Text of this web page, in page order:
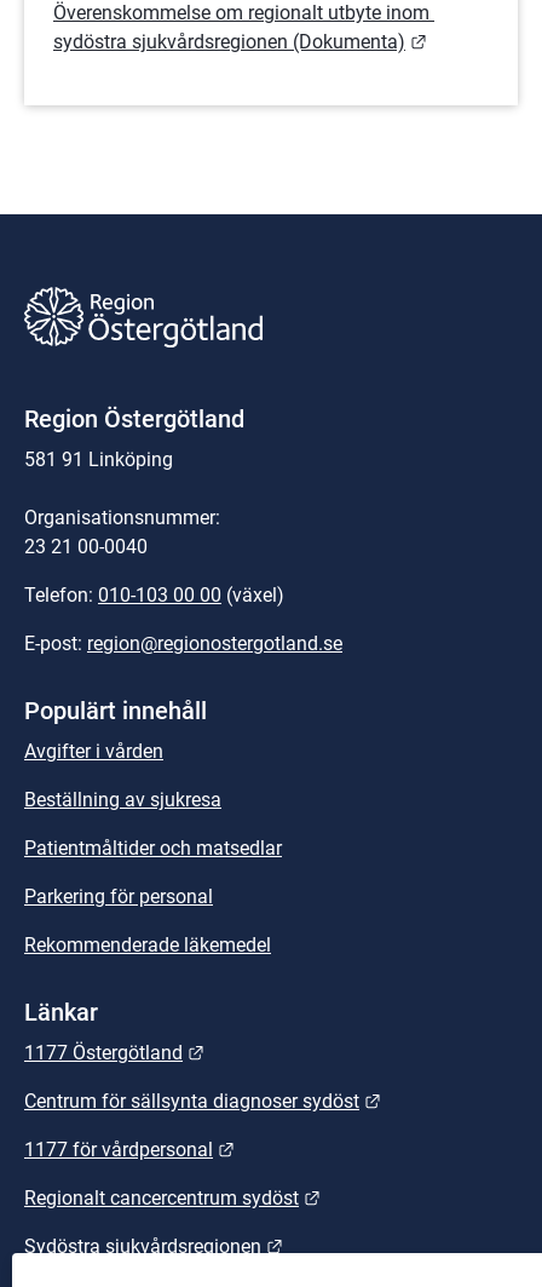
Överenskommelse om regionalt utbyte inom
sydöstra sjukvårdsregionen (Dokumenta)
Region Östergötland
581 91 Linköping
Organisationsnummer:
23 21 00-0040
Telefon: 010-103 00 00 (växel)
E-post: region@regionostergotland.se
Populärt innehåll
Avgifter i vården
Beställning av sjukresa
Patientmåltider och matsedlar
Parkering för personal
Rekommenderade läkemedel
Länkar
1177 Östergötland
Centrum för sällsynta diagnoser sydöst
1177 för vårdpersonal
Regionalt cancercentrum sydöst
Sydöstra sjukvårdsregionen